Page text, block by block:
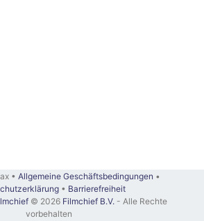
• Allgemeine Geschäftsbedingungen •
• Barrierefreiheit
© 2026 Filmchief B.V.- Alle Rechte
vorbehalten